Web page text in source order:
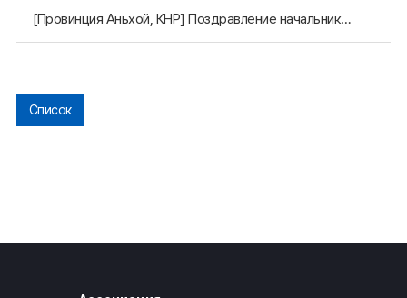
[Провинция Аньхой, КНР] Поздравление начальника канцелярии иностранных дел Цинь Ифэна с назначением на должность Генерального секретаря
Список